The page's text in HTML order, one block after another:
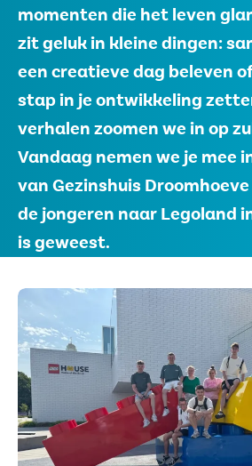
Contact
Vacatures
Financiers
momenten die het leven
zit geluk in kleine dingen:
een creatieve dag beleven
stap in je ontwikkeling
verhalen zoomen we in op
Vandaag nemen we je mee
van Gezinshuis
de jongeren naar Legoland
is geweest.